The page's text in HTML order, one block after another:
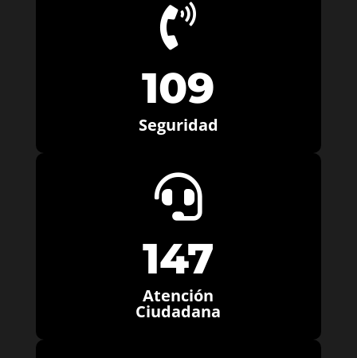

109
Seguridad

147
Atención
Ciudadana